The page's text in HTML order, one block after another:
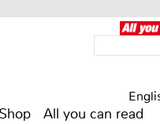
Shop All you can read